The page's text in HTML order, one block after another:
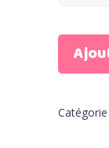
Catégorie